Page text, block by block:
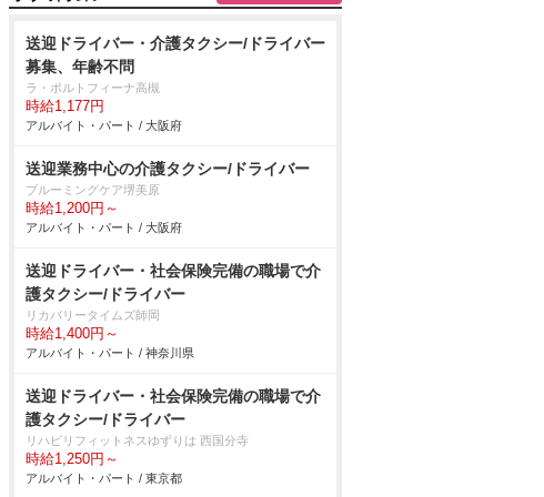
送迎ドライバー・介護タクシー/ドライバー
募集、年齢不問
ラ・ポルトフィーナ高槻
時給1,177円
アルバイト・パート / 大阪府
送迎業務中心の介護タクシー/ドライバー
ブルーミングケア堺美原
時給1,200円～
アルバイト・パート / 大阪府
送迎ドライバー・社会保険完備の職場で介
護タクシー/ドライバー
リカバリータイムズ師岡
時給1,400円～
アルバイト・パート / 神奈川県
送迎ドライバー・社会保険完備の職場で介
護タクシー/ドライバー
リハビリフィットネスゆずりは 西国分寺
時給1,250円～
アルバイト・パート / 東京都